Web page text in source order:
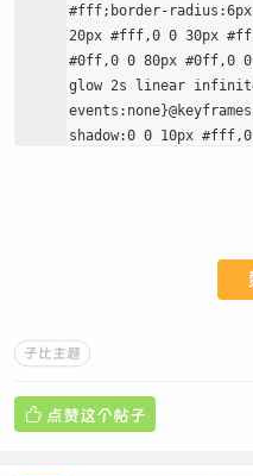
#fff;border-
20px #fff,0 0 30px
#0ff,0 0 80px #0ff,0 0
glow 2s linear
shadow:0 0 10px
h;border-
radius:3px}.ad li
子比主题
 点赞这个帖子